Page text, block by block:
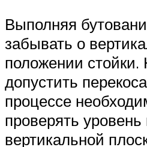
Выполняя
забывать о
положении стойки.
допустить
процессе
проверять уровень
вертикальной